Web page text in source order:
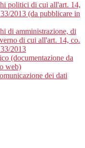
politici di cui all'art. 14,
2013 (da pubblicare in
di amministrazione, di
di cui all'art. 14, co.
2013
(documentazione da
web)
dei dati